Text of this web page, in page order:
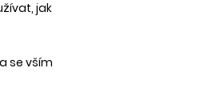
jak
se vším